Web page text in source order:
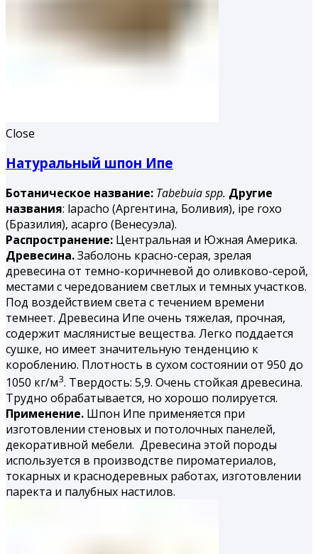
Close
Натуральный шпон Ипе
Ботаническое название: Tabebuia spp. Другие
названия: lapacho (Аргентина, Боливия), ipe roxo
(Бразилия), acapro (Венесуэла).
Распространение: Центральная и Южная Америка.
Древесина.Заболонь красно-серая, зрелая
древесина от темно-коричневой до оливково-серой,
местами с чередованием светлых и темных участков.
Под воздействием света с течением времени
темнеет. Древесина Ипе очень тяжелая, прочная,
содержит маслянистые вещества. Легко поддается
сушке, но имеет значительную тенденцию к
короблению. Плотность в сухом состоянии от 950 до
1050 кг/м3. Твердость: 5,9. Очень стойкая древесина.
Трудно обрабатывается, но хорошо полируется.
Применение. Шпон Ипе применяется при
изготовлении стеновых и потолочных панелей,
декоративной мебели. Древесина этой породы
используется в производстве пироматериалов,
токарных и краснодеревных работах, изготовлении
паректа и палубных настилов.